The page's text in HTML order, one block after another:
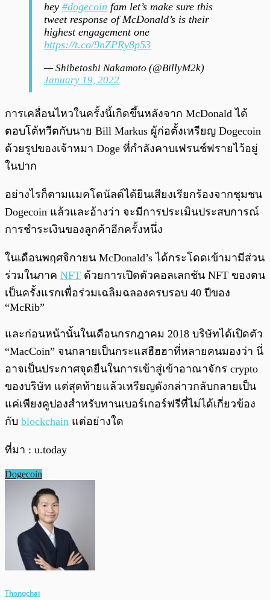
hey #dogecoin fam let’s make sure this
tweet response of McDonald’s is their
highest engagement one
https://t.co/9nZPRy8p53
— Shibetoshi Nakamoto (@BillyM2k)
January 19, 2022
การเคลื่อนไหวในครั้งนี้เกิดขึ้นหลังจาก McDonald ได้
ตอบโต้ทวีตกับนาย Bill Markus ผู้ก่อตั้งเหรียญ Dogecoin
ด้วยรูปของเจ้าหมา Doge ที่กำลังคาบเฟรนช์ฟรายไว้อยู่
ในปาก
อย่างไรก็ตามแมคโดนัลด์ได้ยินเสียงเรียกร้องจากชุมชน
Dogecoin แล้วและอ้างว่า จะมีการประเมินประสบการณ์
การชำระเงินของลูกค้าอีกครั้งหนึ่ง
ในเดือนพฤศจิกายน McDonald’s ได้กระโดดเข้ามามีส่วน
ร่วมในภาค NFT ด้วยการเปิดตัวคอลเลกชัน NFT ของตน
เป็นครั้งแรกเพื่อร่วมเฉลิมฉลองครบรอบ 40 ปีของ
“McRib”
และก่อนหน้านั้นในเดือนกรกฎาคม 2018 บริษัทได้เปิดตัว
“MacCoin” จนกลายเป็นกระแสฮืฮฮาที่หลายคนมองว่า นี่
อาจเป็นประกาศจุดยืนในการเข้าสู่เข้าอาณาจักร crypto
ของบริษัท แต่สุดท้ายแล้วเหรียญดังกล่าวกลับกลายเป็น
แค่เพียงคูปองสำหรับทานเบอร์เกอร์ฟรีที่ไม่ได้เกี่ยวข้อง
กับ blockchain แต่อย่างใด
ที่มา : u.today
Dogecoin
Thongchai